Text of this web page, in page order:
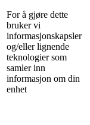
For å gjøre dette
bruker vi
informasjonskapsler
og/eller lignende
teknologier som
samler inn
informasjon om din
enhet